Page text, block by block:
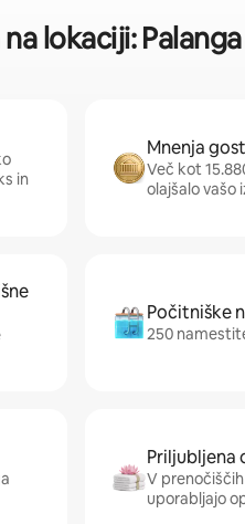
lokaciji: Palanga
in
Mnenja
Več kot
olajšalo vašo
Počitniške
250
Priljubljena
V
uporabljajo